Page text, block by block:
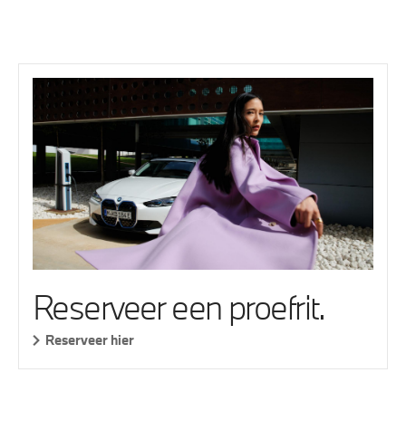
Reserveer een proefrit.
Reserveer hier